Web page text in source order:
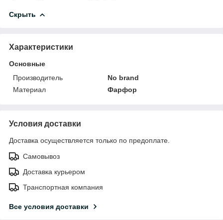
Скрыть
Характеристики
Основные
Производитель
No brand
Материал
Фарфор
Условия доставки
Доставка осуществляется только по предоплате.
Самовывоз
Доставка курьером
Транспортная компания
Все условия доставки